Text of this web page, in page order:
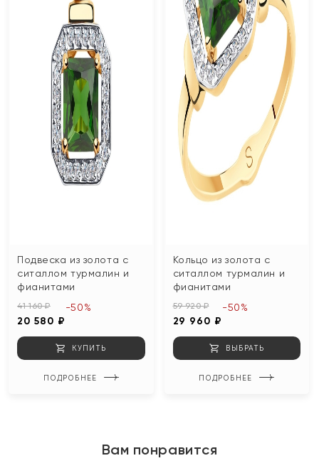
Подвеска из золота с
ситаллом турмалин и
фианитами
41 160 ₽
20 580 ₽
-50%
КУПИТЬ
ПОДРОБНЕЕ
Кольцо из золота с
ситаллом турмалин и
фианитами
59 920 ₽
29 960 ₽
-50%
ВЫБРАТЬ
ПОДРОБНЕЕ
Вам понравится